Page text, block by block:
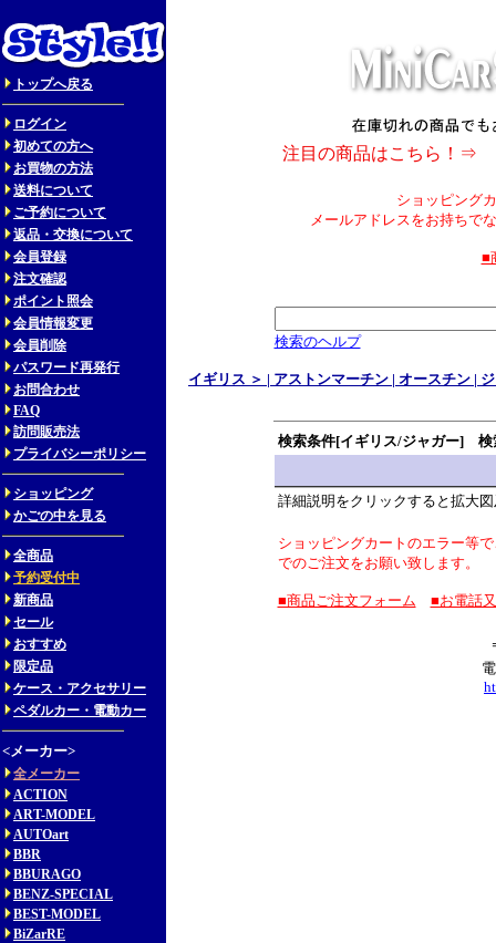
トップへ戻る
ログイン
初めての方へ
お買物の方法
送料について
ご予約について
返品・交換について
会員登録
注文確認
ポイント照会
会員情報変更
会員削除
パスワード再発行
お問合わせ
FAQ
訪問販売法
プライバシーポリシー
ショッピング
かごの中を見る
全商品
予約受付中
新商品
セール
おすすめ
限定品
ケース・アクセサリー
ペダルカー・電動カー
<メーカー>
全メーカー
ACTION
ART-MODEL
AUTOart
BBR
BBURAGO
BENZ-SPECIAL
BEST-MODEL
BiZarRE
注目の商品はこちら！⇒
ショッピング
メールアドレスをお持ちで
■
検索のヘルプ
イギリス ＞ | アストンマーチン | オースチン |
検索条件[イギリス/ジャガー] 検
詳細説明をクリックすると拡大
ショッピングカートのエラー等
でのご注文をお願い致します。
■商品ご注文フォーム ■お電話